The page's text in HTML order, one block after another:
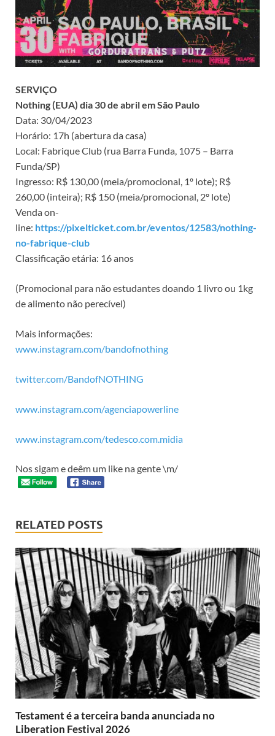
SERVIÇO
Nothing (EUA) dia 30 de abril em São Paulo
Data: 30/04/2023
Horário: 17h (abertura da casa)
Local: Fabrique Club (rua Barra Funda, 1075 – Barra
Funda/SP)
Ingresso: R$ 130,00 (meia/promocional, 1º lote); R$
260,00 (inteira); R$ 150 (meia/promocional, 2º lote)
Venda on-
line: https://pixelticket.com.br/eventos/12583/nothing-
no-fabrique-club
Classificação etária: 16 anos
(Promocional para não estudantes doando 1 livro ou 1kg
de alimento não perecível)
Mais informações:
www.instagram.com/bandofnothing
twitter.com/BandofNOTHING
www.instagram.com/agenciapowerline
www.instagram.com/tedesco.com.midia
Nos sigam e deêm um like na gente \m/
RELATED POSTS
Testament é a terceira banda anunciada no
Liberation Festival 2026